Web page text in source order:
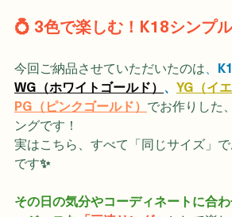
💍 3色で楽しむ！K18シンプル
今回ご納品させていただいたのは、
WG（ホワイトゴールド）、YG（イ
PG（ピンクゴールド）
でお作りした
ングです！
実はこちら、すべて「同じサイズ」で
です